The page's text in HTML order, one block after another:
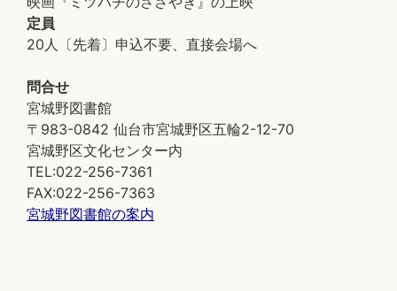
定員
20人〔先着〕申込不要、直接会場へ
問合せ
宮城野図書館
〒983-0842 仙台市宮城野区五輪2-12-70
宮城野区文化センター内
TEL:022-256-7361
FAX:022-256-7363
宮城野図書館の案内